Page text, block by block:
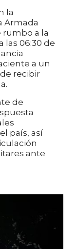
la
Armada
a la
las 06:30 de
a un
recibir
de
país, así
ante